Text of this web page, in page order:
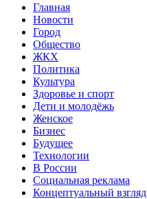
Главная
Новости
Город
Общество
ЖКХ
Политика
Культура
Здоровье и спорт
Дети и молодёжь
Женское
Бизнес
Будущее
Технологии
В России
Социальная реклама
Концептуальный взгляд